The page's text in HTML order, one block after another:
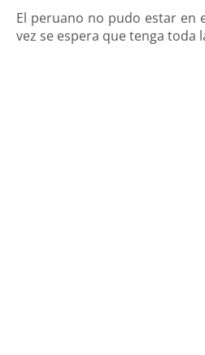
El peruano no pudo estar en
vez se espera que tenga